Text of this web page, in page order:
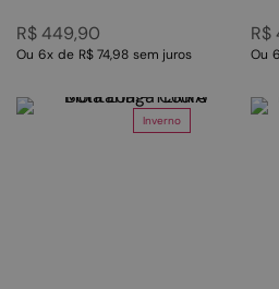
R$449,90
Ou 6x de R$ 74,98 sem juros
R$
Ou 6
Inverno